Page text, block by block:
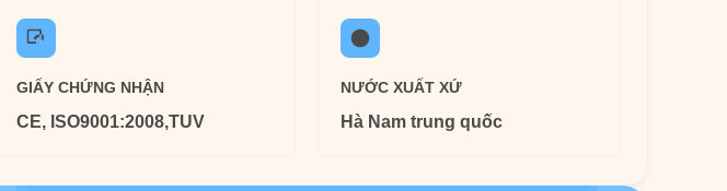
GIẤY CHỨNG NHẬN
CE, ISO9001:2008,TUV
NƯỚC XUẤT XỨ
Hà Nam trung quốc